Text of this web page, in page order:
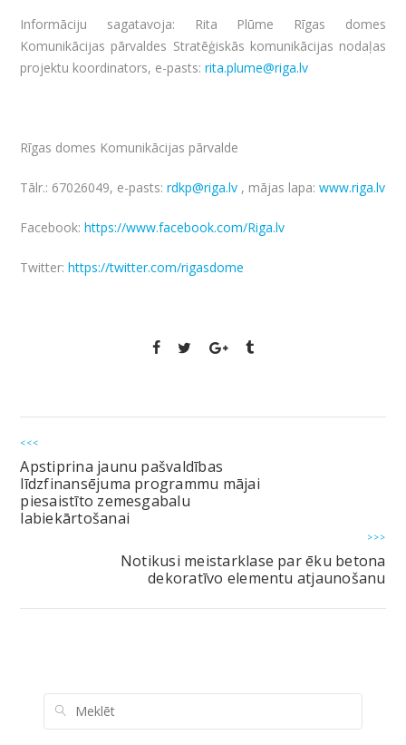
Informāciju sagatavoja: Rita Plūme Rīgas domes
Komunikācijas pārvaldes Stratēģiskās komunikācijas nodaļas
projektu koordinators, e-pasts:rita.plume@riga.lv
Rīgas domes Komunikācijas pārvalde
Tālr.: 67026049, e-pasts:rdkp@riga.lv , mājas lapa:www.riga.lv
Facebook:https://www.facebook.com/Riga.lv
Twitter:https://twitter.com/rigasdome
<<<
Apstiprina jaunu pašvaldības
līdzfinansējuma programmu mājai
piesaistīto zemesgabalu
labiekārtošanai
>>>
Notikusi meistarklase par ēku betona
dekoratīvo elementu atjaunošanu